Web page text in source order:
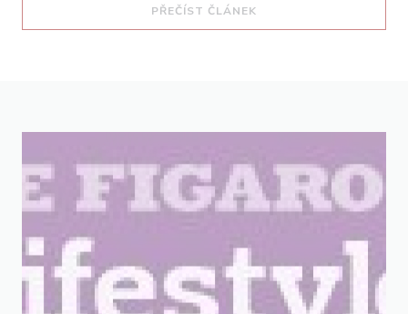
PŘEČÍST ČLÁNEK((OTEVŘE SE V NOVÉM